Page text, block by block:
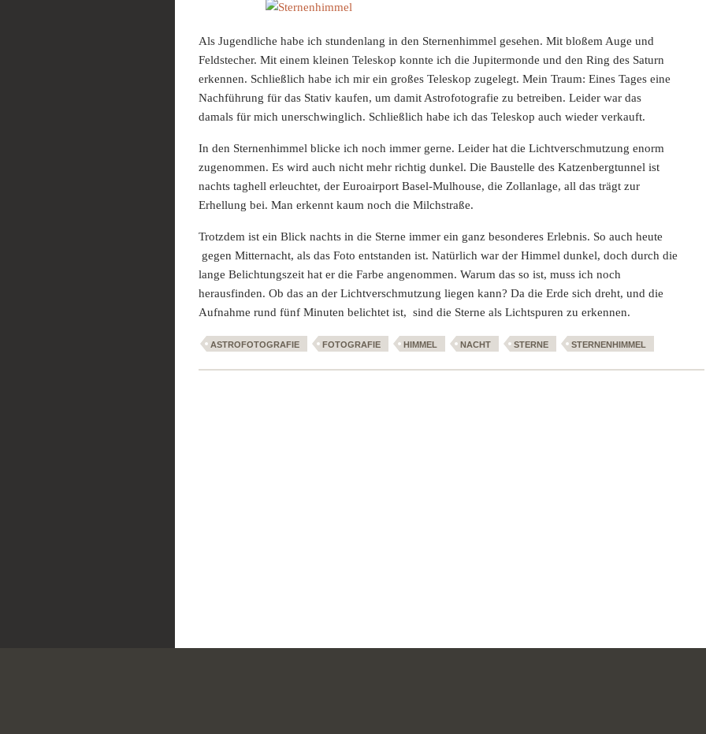
Als Jugendliche habe ich stundenlang in den Sternenhimmel gesehen. Mit bloßem Auge und
Feldstecher. Mit einem kleinen Teleskop konnte ich die Jupitermonde und den Ring des Saturn
erkennen. Schließlich habe ich mir ein großes Teleskop zugelegt. Mein Traum: Eines Tages eine
Nachführung für das Stativ kaufen, um damit Astrofotografie zu betreiben. Leider war das
damals für mich unerschwinglich. Schließlich habe ich das Teleskop auch wieder verkauft.
In den Sternenhimmel blicke ich noch immer gerne. Leider hat die Lichtverschmutzung enorm
zugenommen. Es wird auch nicht mehr richtig dunkel. Die Baustelle des Katzenbergtunnel ist
nachts taghell erleuchtet, der Euroairport Basel-Mulhouse, die Zollanlage, all das trägt zur
Erhellung bei. Man erkennt kaum noch die Milchstraße.
Trotzdem ist ein Blick nachts in die Sterne immer ein ganz besonderes Erlebnis. So auch heute
gegen Mitternacht, als das Foto entstanden ist. Natürlich war der Himmel dunkel, doch durch die
lange Belichtungszeit hat er die Farbe angenommen. Warum das so ist, muss ich noch
herausfinden. Ob das an der Lichtverschmutzung liegen kann? Da die Erde sich dreht, und die
Aufnahme rund fünf Minuten belichtet ist, sind die Sterne als Lichtspuren zu erkennen.
ASTROFOTOGRAFIE FOTOGRAFIE HIMMEL NACHT STERNE STERNENHIMMEL